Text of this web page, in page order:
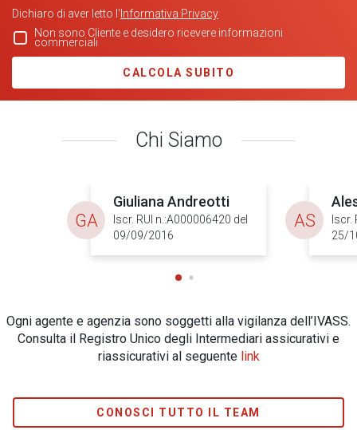
Dichiaro di aver letto l' Informativa Privacy
Non sono Cliente e desidero ricevere informazioni
commerciali
CALCOLA SUBITO
Chi Siamo
Giuliana Andreotti
Iscr. RUI n.:A000006420 del
09/09/2016
GA
Iscr.
25/
AS
Ogni agente e agenzia sono soggetti alla vigilanza dell’IVASS.
Consulta il Registro Unico degli Intermediari assicurativi e
riassicurativi al seguente link
CONOSCI TUTTO IL TEAM